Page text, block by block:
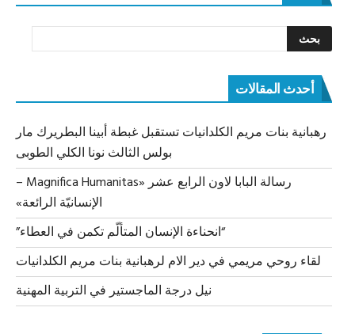
أحدث المقالات
رهبانية بنات مريم الكلدانيات تستقبل غبطة أبينا البطريرك مار
بولس الثالث نونا الكلي الطوبى
رسالة البابا لاون الرابع عشر «Magnifica Humanitas –
الإنسانيّة الرائعة»
“انحناءة الإنسان المتألّم تكمن في العطاء”
لقاء روحي مريمي في دير الام لرهبانية بنات مريم الكلدانيات
نيل درجة الماجستير في التربية المهنية